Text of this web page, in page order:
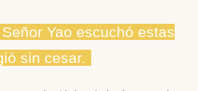
Yao escuchó estas
sin cesar.